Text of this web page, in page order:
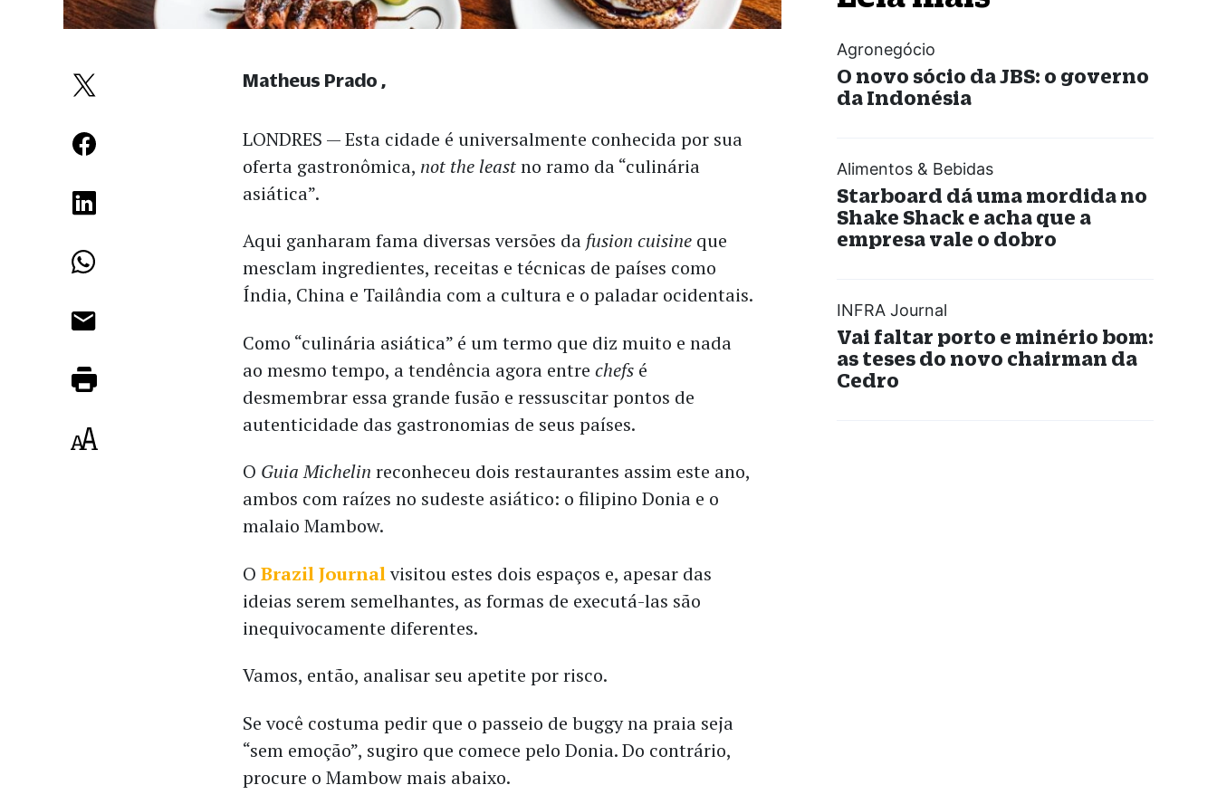
LONDRES — Esta cidade é universalmente conhecida por sua
oferta gastronômica, not the leastno ramo da “culinária
asiática”.
Aqui ganharam fama diversas versões da fusion cuisine que
mesclam ingredientes, receitas e técnicas de países como
Índia, China e Tailândia com a cultura e o paladar ocidentais.
Como “culinária asiática” é um termo que diz muito e nada
ao mesmo tempo, a tendência agora entrechefs é
desmembrar essa grande fusão e ressuscitar pontos de
autenticidade das gastronomias de seus países.
O Guia Michelin reconheceu dois restaurantes assim este ano,
ambos com raízes no sudeste asiático: o filipino Donia e o
malaio Mambow.
OBrazil Journalvisitou estes dois espaços e, apesar das
ideias serem semelhantes, as formas de executá-las são
inequivocamente diferentes.
Vamos, então, analisar seu apetite por risco.
Se você costuma pedir que o passeio de buggy na praia seja
“sem emoção”, sugiro que comece pelo Donia. Do contrário,
procure o Mambow mais abaixo.
Matheus Prado
Agronegócio
O novo sócio da JBS: o governo
da Indonésia
Alimentos & Bebidas
Starboard dá uma mordida no
Shake Shack e acha que a
empresa vale o dobro
INFRA Journal
Vai faltar porto e minério bom:
as teses do novo chairman da
Cedro